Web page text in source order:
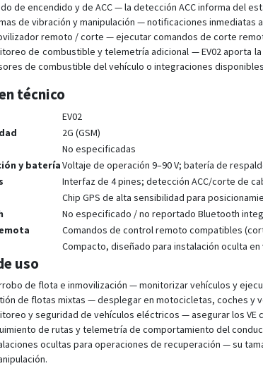
de encendido y de ACC — la detección ACC informa del
de vibración y manipulación — notificaciones
remoto / corte — ejecutar comandos de corte
de combustible y telemetría adicional — EV02 aporta
de combustible del vehículo o integraciones
técnico
EV02
2G (GSM)
No especificadas
y bateríaVoltaje de operación 9–90 V; batería de
Interfaz de 4 pines; detección ACC/corte de
Chip GPS de alta sensibilidad para
No especificado / no reportado Bluetooth
Comandos de control remoto compatibles
Compacto, diseñado para instalación oculta
uso
de flota e inmovilización — monitorizar vehículos y
de flotas mixtas — desplegar en motocicletas, coches y
y seguridad de vehículos eléctricos — asegurar los
de rutas y telemetría de comportamiento del
ocultas para operaciones de recuperación — su